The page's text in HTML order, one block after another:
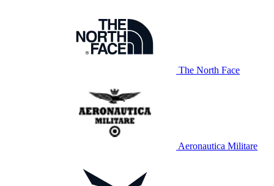
The North Face
Aeronautica Militare